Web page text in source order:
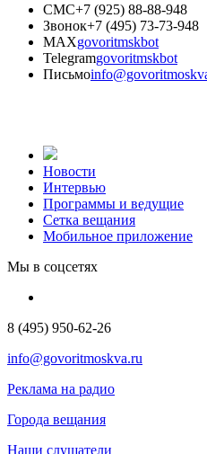
СМС+7 (925) 88-88-948
Звонок+7 (495) 73-73-948
MAXgovoritmskbot
Telegramgovoritmskbot
Письмо
Новости
Интервью
Программы и ведущие
Сетка вещания
Мобильное приложение
Мы в соцсетях
8 (495) 950-62-26
info@govoritmoskva.ru
Реклама на радио
Города вещания
Наши слушатели